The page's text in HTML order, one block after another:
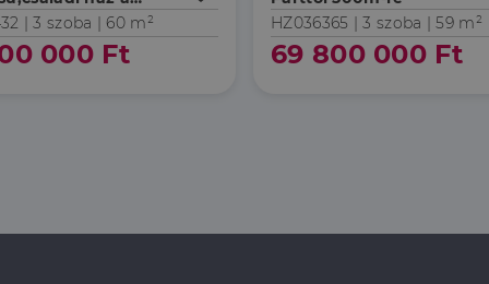
|3 szoba | 60 m²
000 Ft
HZ036365 |3 szoba | 59 m²
69 800 000 Ft